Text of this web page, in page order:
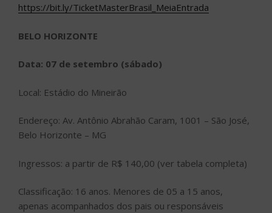
https://bit.ly/TicketMasterBrasil_MeiaEntrada
BELO HORIZONTE
Data: 07 de setembro (sábado)
Local: Estádio do Mineirão
Endereço: Av. Antônio Abrahão Caram, 1001 – São José,
Belo Horizonte – MG
Ingressos: a partir de R$ 140,00 (ver tabela completa)
Classificação: 16 anos. Menores de 05 a 15 anos,
apenas acompanhados dos pais ou responsáveis